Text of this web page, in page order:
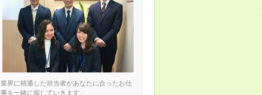
業界に精通した担当者があなたに合ったお仕
事を一緒に探していきます。